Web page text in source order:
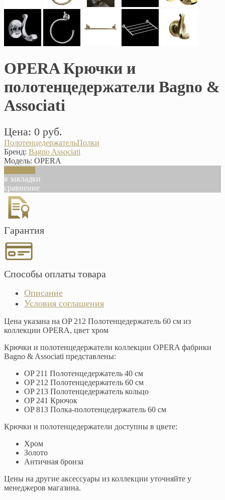
OPERA Крючки и
полотенцедержатели Bagno &
Associati
Цена: 0 руб.
ПолотенцедержательПолки
Бренд: Bagno Associati
Модель: OPERA
в закладки
сравнение
Гарантия
Способы оплаты товара
Описание
Условия соглашения
Цена указана на OP 212 Полотенцедержатель 60 см из
коллекции OPERA, цвет хром
Крючки и полотенцедержатели коллекции OPERA фабрики
Bagno & Associati представлены:
OP 211 Полотенцедержатель 40 см
OP 212 Полотенцедержатель 60 см
OP 213 Полотенцедержатель кольцо
OP 241 Крючок
OP 813 Полка-полотенцедержатель 60 см
Крючки и полотенцедержатели доступны в цвете:
Хром
Золото
Античная бронза
Цены на другие аксессуары из коллекции уточняйте у
менеджеров магазина.